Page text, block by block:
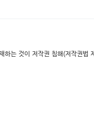
는 것이 저작권 침해(저작권